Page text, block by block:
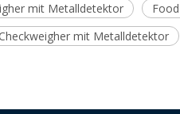
mit Metalldetektor
mit Metalldetektor